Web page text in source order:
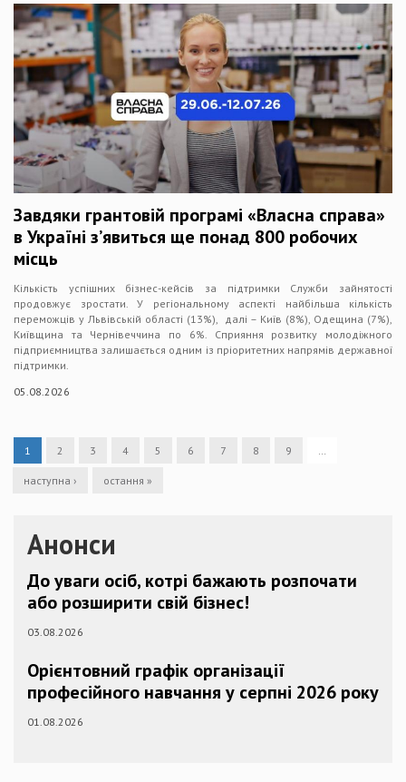
Завдяки грантовій програмі «Власна справа»
в Україні з’явиться ще понад 800 робочих
місць
Кількість успішних бізнес-кейсів за підтримки Служби зайнятості
продовжує зростати. У регіональному аспекті найбільша кількість
переможців у Львівській області (13%), далі – Київ (8%), Одещина (7%),
Київщина та Чернівеччина по 6%. Сприяння розвитку молодіжного
підприємництва залишається одним із пріоритетних напрямів державної
підтримки.
05.08.2026
1 2 3 4 5 6 7 8 9
наступна › остання »
Анонси
До уваги осіб, котрі бажають розпочати
або розширити свій бізнес!
03.08.2026
Орієнтовний графік організації
професійного навчання у серпні 2026 року
01.08.2026